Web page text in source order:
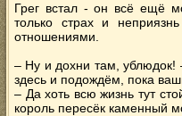
Грег встал - он всё ещё
только страх и
отношениями.
– Ну и дохни там, ублюдок!
здесь и подождём, пока
– Да хоть всю жизнь тут
король пересёк каменный